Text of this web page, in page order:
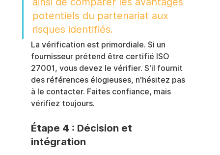
potentiels du partenariat aux
risques identifiés.
La vérification est primordiale. Si un
fournisseur prétend être certifié ISO
27001, vous devez le vérifier. S'il fournit
des références élogieuses, n'hésitez pas
à le contacter. Faites confiance, mais
vérifiez toujours.
Étape 4 : Décision et
intégration